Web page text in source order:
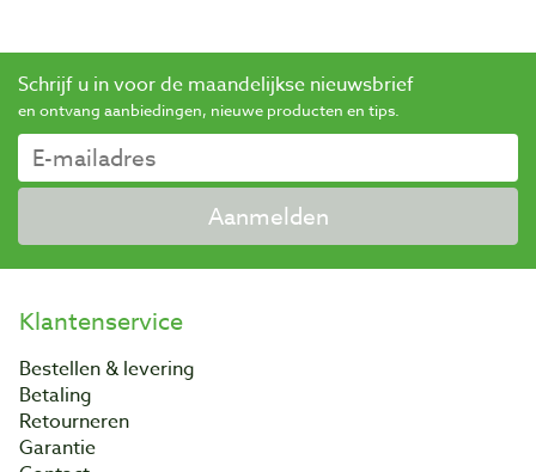
Schrijf u in voor de maandelijkse nieuwsbrief
en ontvang aanbiedingen, nieuwe producten en tips.
Aanmelden
Klantenservice
Bestellen & levering
Betaling
Retourneren
Garantie